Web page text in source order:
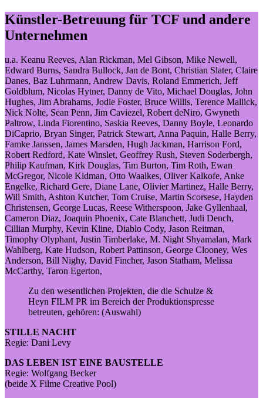
Künstler-Betreuung für TCF und andere
Unternehmen
u.a. Keanu Reeves, Alan Rickman, Mel Gibson, Mike Newell,
Edward Burns, Sandra Bullock, Jan de Bont, Christian Slater, Claire
Danes, Baz Luhrmann, Andrew Davis, Roland Emmerich, Jeff
Goldblum, Nicolas Hytner, Danny de Vito, Michael Douglas, John
Hughes, Jim Abrahams, Jodie Foster, Bruce Willis, Terence Mallick,
Nick Nolte, Sean Penn, Jim Caviezel, Robert deNiro, Gwyneth
Paltrow, Linda Fiorentino, Saskia Reeves, Danny Boyle, Leonardo
DiCaprio, Bryan Singer, Patrick Stewart, Anna Paquin, Halle Berry,
Famke Janssen, James Marsden, Hugh Jackman, Harrison Ford,
Robert Redford, Kate Winslet, Geoffrey Rush, Steven Soderbergh,
Philip Kaufman, Kirk Douglas, Tim Burton, Tim Roth, Ewan
McGregor, Nicole Kidman, Otto Waalkes, Oliver Kalkofe, Anke
Engelke, Richard Gere, Diane Lane, Olivier Martinez, Halle Berry,
Will Smith, Ashton Kutcher, Tom Cruise, Martin Scorsese, Hayden
Christensen, George Lucas, Reese Witherspoon, Jake Gyllenhaal,
Cameron Diaz, Joaquin Phoenix, Cate Blanchett, Judi Dench,
Cillian Murphy, Kevin Kline, Diablo Cody, Jason Reitman,
Timophy Olyphant, Justin Timberlake, M. Night Shyamalan, Mark
Wahlberg, Kate Hudson, Robert Pattinson, George Clooney, Wes
Anderson, Bill Nighy, David Fincher, Jason Statham, Melissa
McCarthy, Taron Egerton,
Zu den wesentlichen Projekten, die die Schulze &
Heyn FILM PR im Bereich der Produktionspresse
betreuten, gehören: (Auswahl)
STILLE NACHT
Regie: Dani Levy
DAS LEBEN IST EINE BAUSTELLE
Regie: Wolfgang Becker
(beide X Filme Creative Pool)